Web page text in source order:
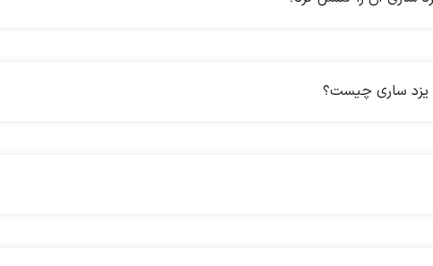
یزد ساری چیست؟